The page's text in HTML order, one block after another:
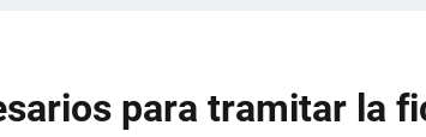
para tramitar la